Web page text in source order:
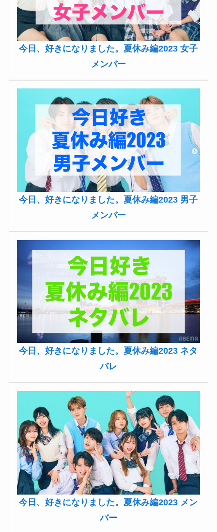
今日、好きになりました。夏休み編2023 女子
メンバー
今日、好きになりました。夏休み編2023 男子
メンバー
今日、好きになりました。夏休み編2023 ネタ
バレ
今日、好きになりました。夏休み編2023 メン
バー